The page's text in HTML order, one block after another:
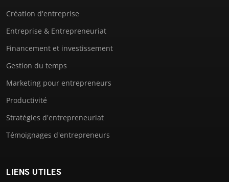
Création d'entreprise
Entreprise & Entrepreneuriat
Financement et investissement
Gestion du temps
Marketing pour entrepreneurs
Productivité
Stratégies d'entrepreneuriat
Témoignages d'entrepreneurs
LIENS UTILES